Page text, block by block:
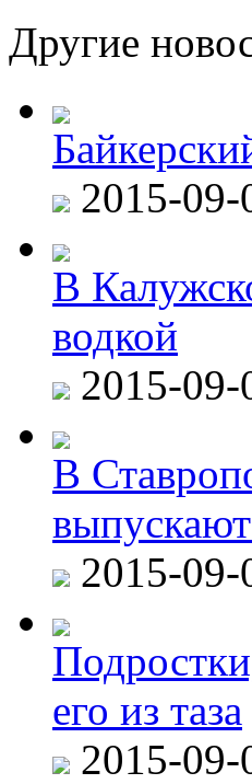
Другие
2015-09-
В
водкой
2015-09-
В
2015-09-
его из таза
2015-09-